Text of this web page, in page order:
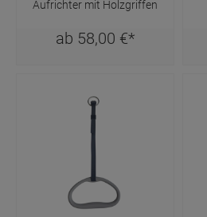
Aufrichter mit Holzgriffen
ab 58,00 €*